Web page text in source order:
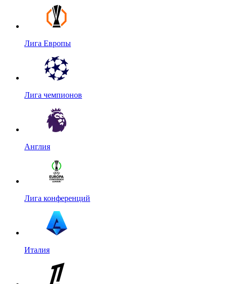
Лига Европы
Лига чемпионов
Англия
Лига конференций
Италия